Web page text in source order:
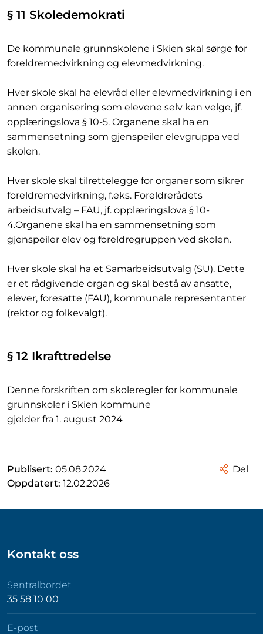
§ 11 Skoledemokrati
De kommunale grunnskolene i Skien skal sørge for
foreldremedvirkning og elevmedvirkning.
Hver skole skal ha elevråd eller elevmedvirkning i en
annen organisering som elevene selv kan velge, jf.
opplæringslova § 10-5. Organene skal ha en
sammensetning som gjenspeiler elevgruppa ved
skolen.
Hver skole skal tilrettelegge for organer som sikrer
foreldremedvirkning, f.eks. Foreldrerådets
arbeidsutvalg – FAU, jf. opplæringslova § 10-
4.Organene skal ha en sammensetning som
gjenspeiler elev og foreldregruppen ved skolen.
Hver skole skal ha et Samarbeidsutvalg (SU). Dette
er et rådgivende organ og skal bestå av ansatte,
elever, foresatte (FAU), kommunale representanter
(rektor og folkevalgt).
§ 12 Ikrafttredelse
Denne forskriften om skoleregler for kommunale
grunnskoler i Skien kommune
gjelder fra 1. august 2024
Publisert: 05.08.2024
Oppdatert: 12.02.2026
Del
Kontakt oss
Sentralbordet
35 58 10 00
E-post